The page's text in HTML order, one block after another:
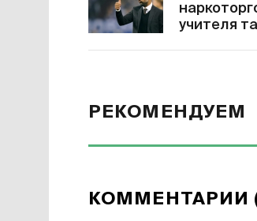
учителя
РЕКОМЕНДУЕМ
КОММЕНТАРИИ